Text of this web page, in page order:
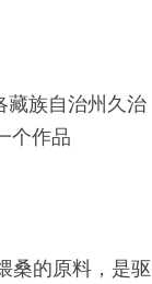
藏族自治州久治
个作品
桑的原料，是驱